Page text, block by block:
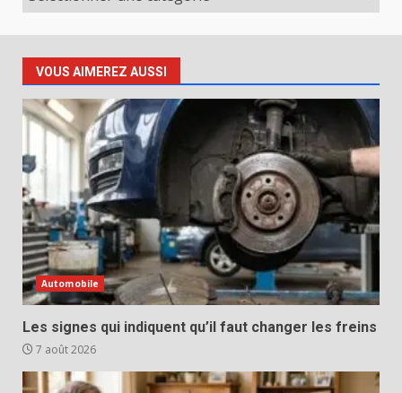
VOUS AIMEREZ AUSSI
Automobile
Les signes qui indiquent qu’il faut changer les freins
7 août 2026